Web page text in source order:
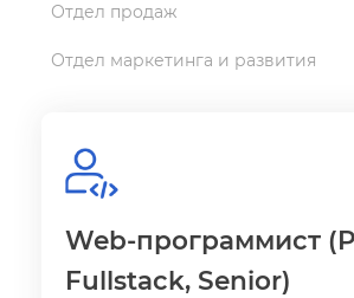
Отдел продаж
Отдел маркетинга и развития
Web-программист
Fullstack, Senior)